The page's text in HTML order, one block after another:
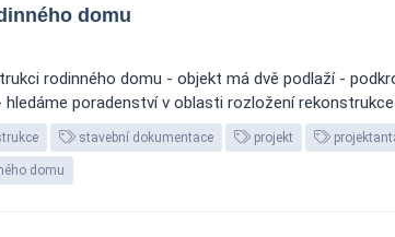
domu
rodinného domu - objekt má dvě podlaží -
poradenství v oblasti rozložení
stavební dokumentace projekt
domu